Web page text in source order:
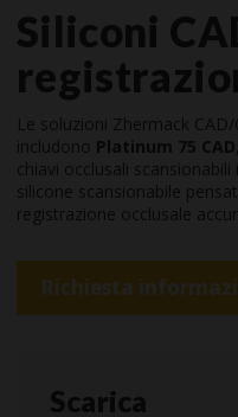
Siliconi
Le soluzioni Zhermack
includono Platinum 75 CAD
chiavi occlusali
silicone scansionabile
registrazione occlusale
Richiesta
Scarica